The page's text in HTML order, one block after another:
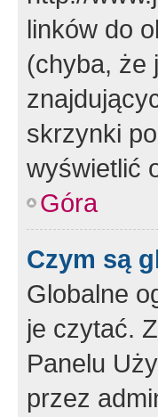
linków do
(chyba, że
skrzynki
wyświetlić
Góra
Czym są
Globalne
je czytać.
Panelu
przez